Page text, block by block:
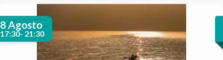
8 Agosto
17:30- 21:30